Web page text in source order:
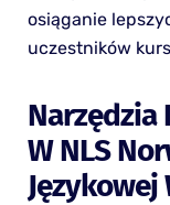
osiąganie
uczestników
Narzędzia
W NLS
Językowej